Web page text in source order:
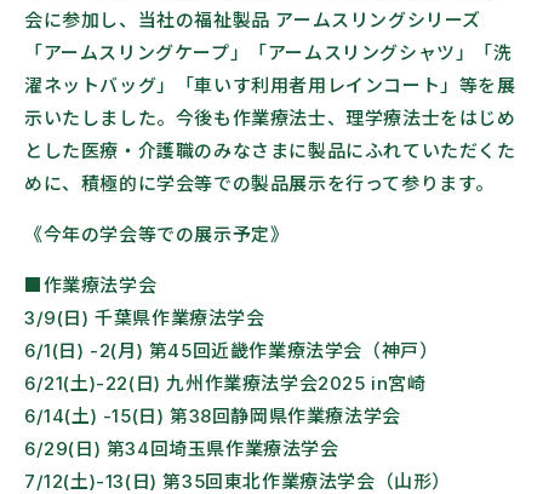
会に参加し、当社の福祉製品 アームスリングシリーズ
「アームスリングケープ」「アームスリングシャツ」「洗
濯ネットバッグ」「車いす利用者用レインコート」等を展
示いたしました。今後も作業療法士、理学療法士をはじめ
とした医療・介護職のみなさまに製品にふれていただくた
めに、積極的に学会等での製品展示を行って参ります。
《今年の学会等での展示予定》
■作業療法学会
3/9(日) 千葉県作業療法学会
6/1(日) -2(月) 第45回近畿作業療法学会（神戸）
6/21(土)-22(日) 九州作業療法学会2025 in宮崎
6/14(土) -15(日) 第38回静岡県作業療法学会
6/29(日) 第34回埼玉県作業療法学会
7/12(土)-13(日) 第35回東北作業療法学会（山形）